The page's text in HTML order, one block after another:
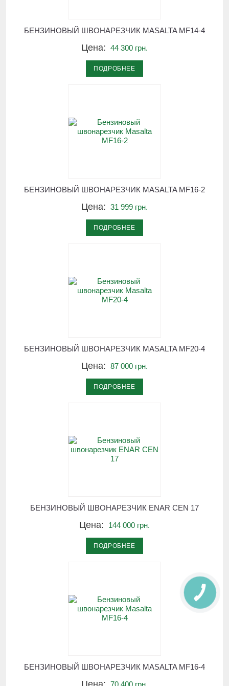
БЕНЗИНОВЫЙ ШВОНАРЕЗЧИК MASALTA MF14-4
Цена: 44 300 грн.
ПОДРОБНЕЕ
БЕНЗИНОВЫЙ ШВОНАРЕЗЧИК MASALTA MF16-2
Цена: 31 999 грн.
ПОДРОБНЕЕ
БЕНЗИНОВЫЙ ШВОНАРЕЗЧИК MASALTA MF20-4
Цена: 87 000 грн.
ПОДРОБНЕЕ
БЕНЗИНОВЫЙ ШВОНАРЕЗЧИК ENAR CEN 17
Цена: 144 000 грн.
ПОДРОБНЕЕ
БЕНЗИНОВЫЙ ШВОНАРЕЗЧИК MASALTA MF16-4
Цена: 70 400 грн.